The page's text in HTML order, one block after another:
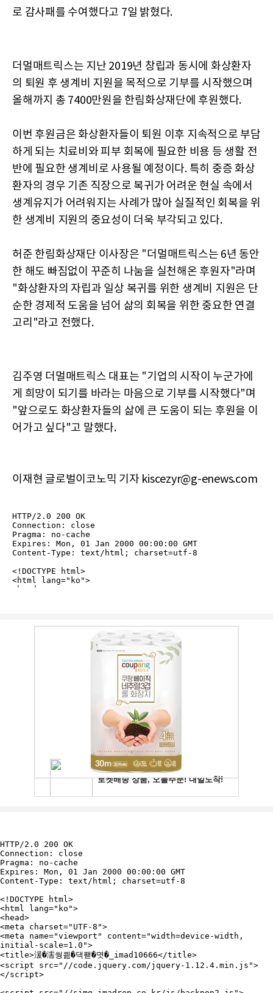
로 감사패를 수여했다고 7일 밝혔다.
더멀매트릭스는 지난 2019년 창립과 동시에 화상환자
의 퇴원 후 생계비 지원을 목적으로 기부를 시작했으며
올해까지 총 7400만원을 한림화상재단에 후원했다.
이번 후원금은 화상환자들이 퇴원 이후 지속적으로 부담
하게 되는 치료비와 피부 회복에 필요한 비용 등 생활 전
반에 필요한 생계비로 사용될 예정이다. 특히 중증 화상
환자의 경우 기존 직장으로 복귀가 어려운 현실 속에서
생계유지가 어려워지는 사례가 많아 실질적인 회복을 위
한 생계비 지원의 중요성이 더욱 부각되고 있다.
허준 한림화상재단 이사장은 "더멀매트릭스는 6년 동안
한 해도 빠짐없이 꾸준히 나눔을 실천해온 후원자"라며
"화상환자의 자립과 일상 복귀를 위한 생계비 지원은 단
순한 경제적 도움을 넘어 삶의 회복을 위한 중요한 연결
고리"라고 전했다.
김주영 더멀매트릭스 대표는 "기업의 시작이 누군가에
게 희망이 되기를 바라는 마음으로 기부를 시작했다"며
"앞으로도 화상환자들의 삶에 큰 도움이 되는 후원을 이
어가고 싶다"고 말했다.
이재현 글로벌이코노믹 기자 kiscezyr@g-enews.com